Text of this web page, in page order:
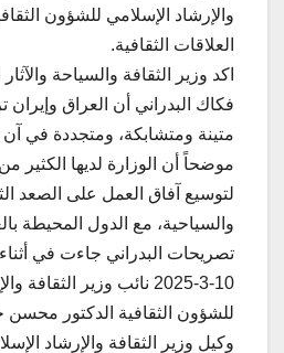
والإرشاد الإسلامي للشؤون
العلاقات الثقافية.
اكد وزير الثقافة والسياحة
فكاك البدراني أن العراق
متينة ومتشابكة، ومتجددة في آن
موضحاً أن الوزارة لديها الكثير
لتوسيع آفاق العمل على الصعد
والسياحية، مع الدول المحيطة
تصريحات البدراني جاءت في أثناء
10-3-2025 نائب وزير
للشؤون الثقافية الدكتور
وكيل وزير الثقافة والإرشاد